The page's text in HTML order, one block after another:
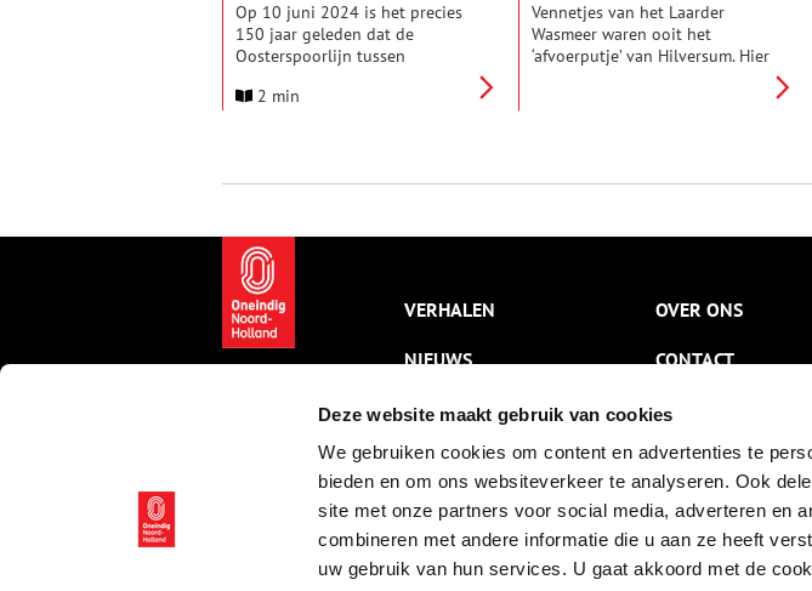
Deze website maakt gebruik van cookies
We gebruiken cookies om content en advertenties te
bieden en om ons websiteverkeer te analyseren. Ook
site met onze partners voor social media, adverteren en
combineren met andere informatie die u aan ze heeft
uw gebruik van hun services. U gaat akkoord met de
Op 10 juni 2024 is het precies
150 jaar geleden dat de
Oosterspoorlijn tussen
een zijtak van Hilversum naar
een speciale podcast.
2 min
Vennetjes van het Laarder
Wasmeer waren ooit het
‘afvoerputje’ van Hilversum. Hier
VERHALEN
NIEUWS
KALENDER
THEMA’S
ACTIVITEITEN
VIDEO’S
OVER ONS
CONTACT
NIEUWSBRIEF
DISCLAIMER
PRIVACY